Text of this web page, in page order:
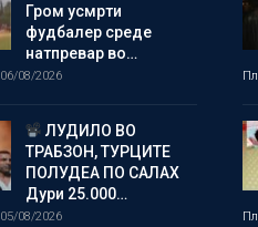
Гром усмрти
фудбалер среде
натпревар во…
06/08/2026
ЛУДИЛО ВО
ТРАБЗОН, ТУРЦИТЕ
ПОЛУДЕА ПО САЛАХ
Дури 25.000…
05/08/2026